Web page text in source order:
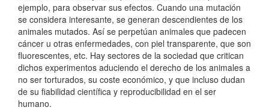
ejemplo, para observar sus efectos. Cuando una mutación
se considera interesante, se generan descendientes de los
animales mutados. Así se perpetúan animales que padecen
cáncer u otras enfermedades, con piel transparente, que son
fluorescentes, etc. Hay sectores de la sociedad que critican
dichos experimentos aduciendo el derecho de los animales a
no ser torturados, su coste económico, y que incluso dudan
de su fiabilidad científica y reproducibilidad en el ser
humano.